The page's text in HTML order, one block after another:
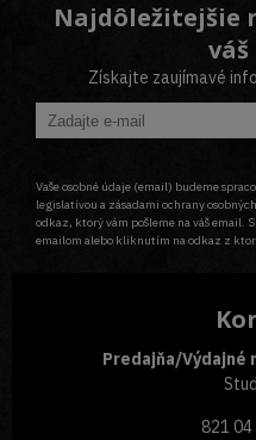
Najdôležitejšie
Získajte zaujímavé
Vaše osobné údaje (email) budeme
legislatívou a zásadami ochrany
odkaz, ktorý vám pošleme na váš email.
emailom alebo kliknutím na odkaz z
Predajňa/Výdajné
821